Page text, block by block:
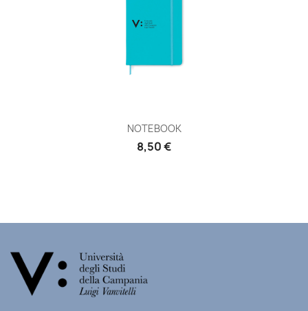
NOTEBOOK
8,50 €